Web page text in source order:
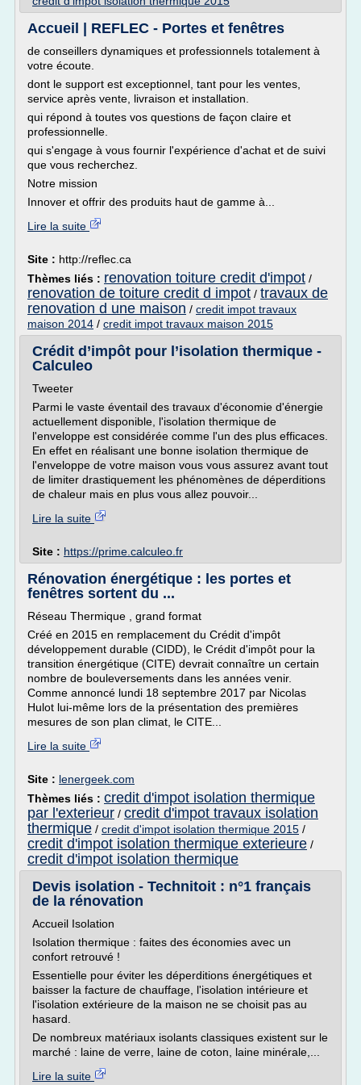
Accueil | REFLEC - Portes et fenêtres
de conseillers dynamiques et professionnels totalement à
votre écoute.
dont le support est exceptionnel, tant pour les ventes,
service après vente, livraison et installation.
qui répond à toutes vos questions de façon claire et
professionnelle.
qui s'engage à vous fournir l'expérience d'achat et de suivi
que vous recherchez.
Notre mission
Innover et offrir des produits haut de gamme à...
Lire la suite
Site : http://reflec.ca
Thèmes liés : renovation toiture credit d'impot /
renovation de toiture credit d impot / travaux de
renovation d une maison / credit impot travaux
maison 2014 / credit impot travaux maison 2015
Crédit d’impôt pour l’isolation thermique -
Calculeo
Tweeter
Parmi le vaste éventail des travaux d'économie d'énergie
actuellement disponible, l'isolation thermique de
l'enveloppe est considérée comme l'un des plus efficaces.
En effet en réalisant une bonne isolation thermique de
l'enveloppe de votre maison vous vous assurez avant tout
de limiter drastiquement les phénomènes de déperditions
de chaleur mais en plus vous allez pouvoir...
Lire la suite
Site : https://prime.calculeo.fr
Rénovation énergétique : les portes et
fenêtres sortent du ...
Réseau Thermique , grand format
Créé en 2015 en remplacement du Crédit d'impôt
développement durable (CIDD), le Crédit d'impôt pour la
transition énergétique (CITE) devrait connaître un certain
nombre de bouleversements dans les années venir.
Comme annoncé lundi 18 septembre 2017 par Nicolas
Hulot lui-même lors de la présentation des premières
mesures de son plan climat, le CITE...
Lire la suite
Site : lenergeek.com
Thèmes liés : credit d'impot isolation thermique
par l'exterieur / credit d'impot travaux isolation
thermique / credit d'impot isolation thermique 2015 /
credit d'impot isolation thermique exterieure /
credit d'impot isolation thermique
Devis isolation - Technitoit : n°1 français
de la rénovation
Accueil Isolation
Isolation thermique : faites des économies avec un
confort retrouvé !
Essentielle pour éviter les déperditions énergétiques et
baisser la facture de chauffage, l'isolation intérieure et
l'isolation extérieure de la maison ne se choisit pas au
hasard.
De nombreux matériaux isolants classiques existent sur le
marché : laine de verre, laine de coton, laine minérale,...
Lire la suite